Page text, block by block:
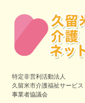
特定非営利活動法人
久留米市介護福祉サービス
事業者協議会